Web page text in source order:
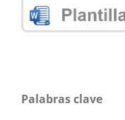
Palabras clave